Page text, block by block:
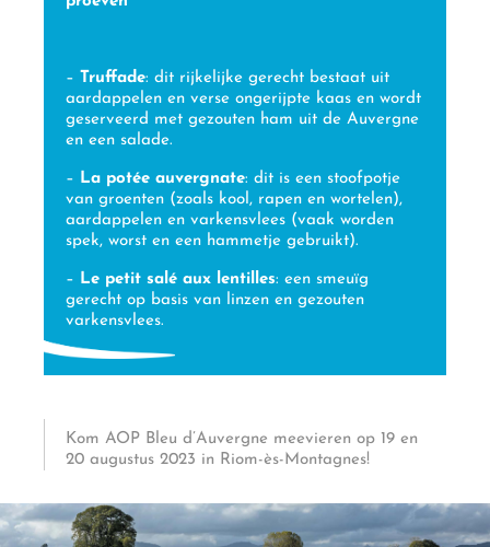
– Truffade: dit rijkelijke gerecht bestaat uit
aardappelen en verse ongerijpte kaas en wordt
geserveerd met gezouten ham uit de Auvergne
en een salade.
– La potée auvergnate: dit is een stoofpotje
van groenten (zoals kool, rapen en wortelen),
aardappelen en varkensvlees (vaak worden
spek, worst en een hammetje gebruikt).
– Le petit salé aux lentilles: een smeuïg
gerecht op basis van linzen en gezouten
varkensvlees.
Kom AOP Bleu d’Auvergne meevieren op 19 en
20 augustus 2023 in Riom-ès-Montagnes!